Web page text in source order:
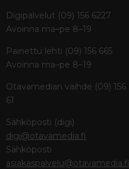
Digipalvelut (09) 156 6227
Avoinna ma–pe 8–19
Painettu lehti (09) 156 665
Avoinna ma–pe 8–19
Otavamedian vaihde (09) 156
61
Sähköposti (digi)
digi@otavamedia.fi
Sähköposti
asiakaspalvelu@otavamedia.fi